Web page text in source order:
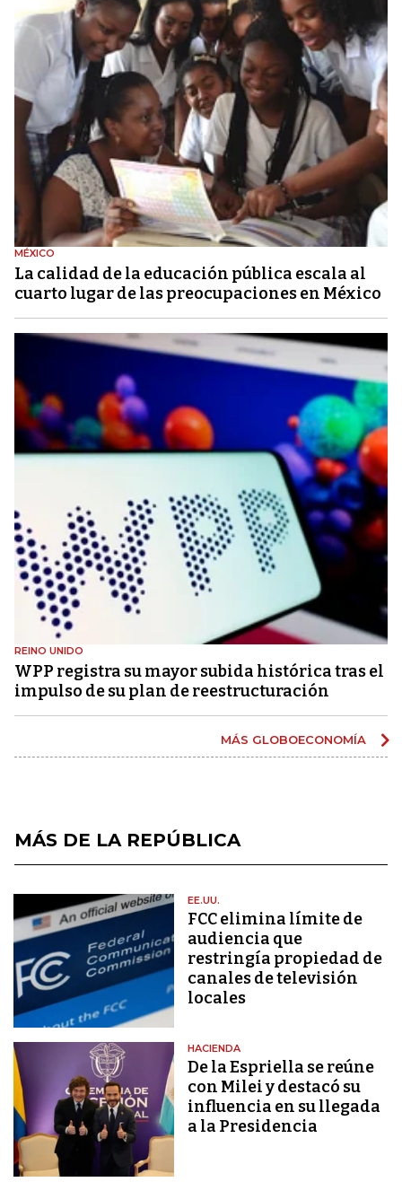
MÉXICO
La calidad de la educación pública escala al
cuarto lugar de las preocupaciones en México
REINO UNIDO
WPP registra su mayor subida histórica tras el
impulso de su plan de reestructuración
MÁS GLOBOECONOMÍA
MÁS DE LA REPÚBLICA
EE.UU.
FCC elimina límite de
audiencia que
restringía propiedad de
canales de televisión
locales
HACIENDA
De la Espriella se reúne
con Milei y destacó su
influencia en su llegada
a la Presidencia